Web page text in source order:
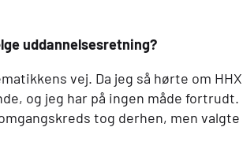
uddannelsesretning?
vej. Da jeg så hørte om HHX
og jeg har på ingen måde fortrudt.
tog derhen, men